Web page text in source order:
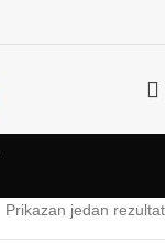
Prikazan jedan rezultat